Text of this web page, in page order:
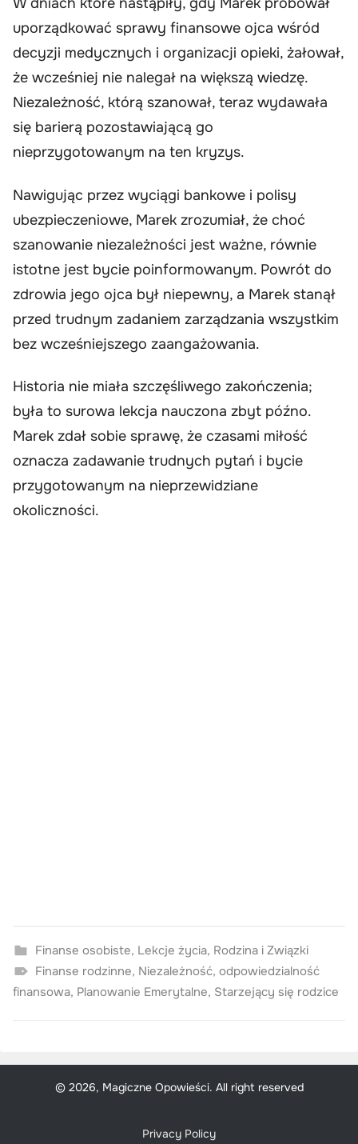
uporządkować sprawy finansowe ojca wśród
decyzji medycznych i organizacji opieki, żałował,
że wcześniej nie nalegał na większą wiedzę.
Niezależność, którą szanował, teraz wydawała
się barierą pozostawiającą go
nieprzygotowanym na ten kryzys.
Nawigując przez wyciągi bankowe i polisy
ubezpieczeniowe, Marek zrozumiał, że choć
szanowanie niezależności jest ważne, równie
istotne jest bycie poinformowanym. Powrót do
zdrowia jego ojca był niepewny, a Marek stanął
przed trudnym zadaniem zarządzania wszystkim
bez wcześniejszego zaangażowania.
Historia nie miała szczęśliwego zakończenia;
była to surowa lekcja nauczona zbyt późno.
Marek zdał sobie sprawę, że czasami miłość
oznacza zadawanie trudnych pytań i bycie
przygotowanym na nieprzewidziane
okoliczności.
Finanse osobiste, Lekcje życia, Rodzina i Związki
Finanse rodzinne, Niezależność, odpowiedzialność
finansowa, Planowanie Emerytalne, Starzejący się rodzice
© 2026, Magiczne Opowieści. All right reserved
Privacy Policy